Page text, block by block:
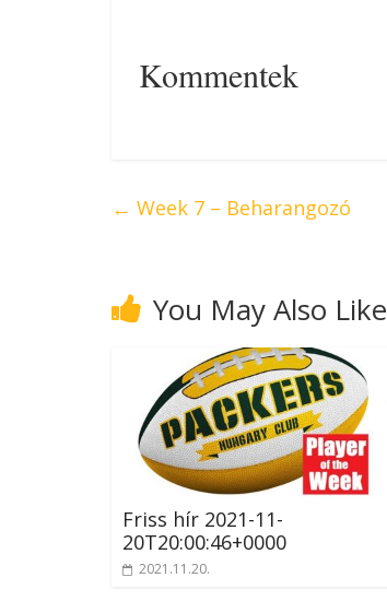
Kommentek
← Week 7 – Beharangozó
You May Also Like
Friss hír 2021-11-
20T20:00:46+0000
2021.11.20.